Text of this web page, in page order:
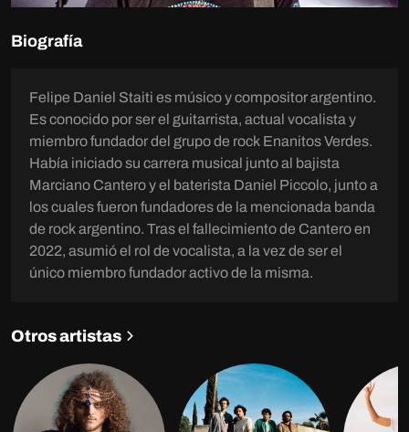
Biografía
Felipe Daniel Staiti es músico y compositor argentino.
Es conocido por ser el guitarrista, actual vocalista y
miembro fundador del grupo de rock Enanitos Verdes.
Había iniciado su carrera musical junto al bajista
Marciano Cantero y el baterista Daniel Piccolo, junto a
los cuales fueron fundadores de la mencionada banda
de rock argentino. Tras el fallecimiento de Cantero en
2022, asumió el rol de vocalista, a la vez de ser el
único miembro fundador activo de la misma.
Otros artistas